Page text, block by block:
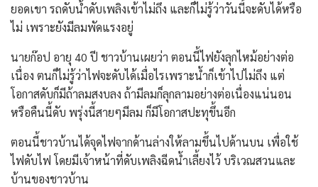
ยอดเขา รถดับน้ำดับเพลิงเข้าไม่ถึง และก็ไม่รู้ว่าวันนี้จะดับได้หรือ
ไม่ เพราะยังมีลมพัดแรงอยู่
นายก๊อป อายุ 40 ปี ชาวบ้านเผยว่า ตอนนี้ไฟยังลุกไหม้อย่างต่อ
เนื่อง ตนก็ไม่รู้ว่าไฟจะดับได้เมื่อไรเพราะน้ำก็เข้าไปไม่ถึง แต่
โอกาสดับก็มีถ้าลมสงบลง ถ้ามีลมก็ลุกลามอย่างต่อเนื่องแน่นอน
หรือคืนนี้ดับ พรุ่งนี้สายๆมีลม ก็มีโอกาสปะทุขึ้นอีก
ตอนนี้ชาวบ้านได้จุดไฟจากด้านล่างให้ลามขึ้นไปด้านบน เพื่อใช้
ไฟดับไฟ โดยมีเจ้าหน้าที่ดับเพลิงฉีดน้ำเลี้ยงไว้ บริเวณสวนและ
บ้านของชาวบ้าน